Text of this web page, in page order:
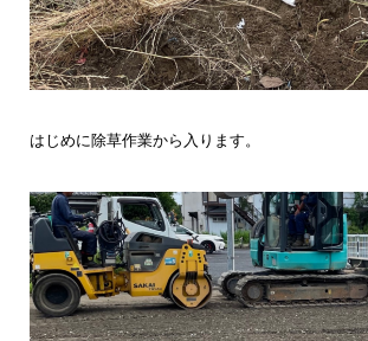
はじめに除草作業から入ります。